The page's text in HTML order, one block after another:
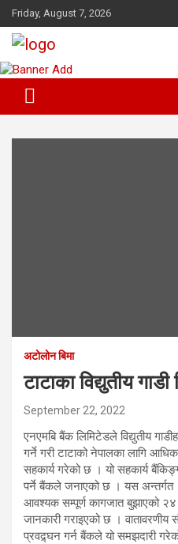
Skip
to
content
Friday, August 7, 2026
अटोलोन बिमा
टाटाका विद्युतीय
September 22, 2022
एनएमबि बैंक लिमिटेडले विद्युतीय
गर्ने गरी टाटाको नेपालका लागि
सहकार्य गरेको छ । यो सहकार्य
पर्ने बैंकले जनाएको छ । यस अन्तर्गत
आवश्यक सम्पूर्ण कागजात बुझाएको २४
जानकारी गराइएको छ । वातावरणीय
प्रवद्र्घन गर्न बैंकले यो समझदारी